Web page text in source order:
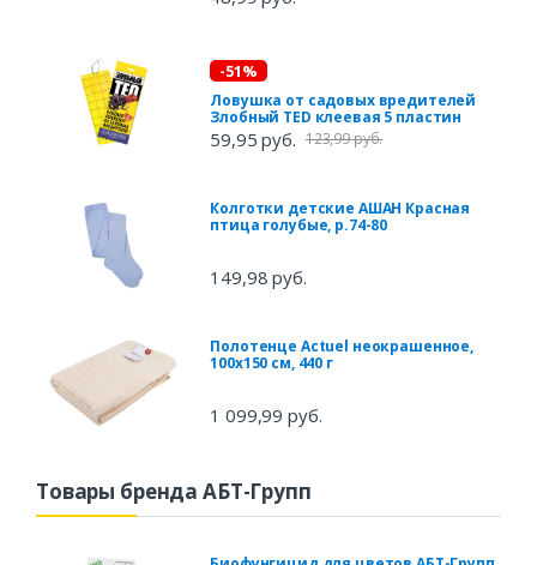
-51%
Ловушка от садовых вредителей
Злобный ТED клеевая 5 пластин
59,95 руб. 123,99 руб.
Колготки детские АШАН Красная
птица голубые, р.74-80
149,98 руб.
Полотенце Actuel неокрашенное,
100х150 см, 440 г
1 099,99 руб.
Товары бренда АБТ-Групп